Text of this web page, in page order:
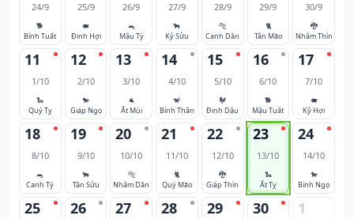
24/9
🐕
Bính Tuất
25/9
🐖
Đinh Hợi
26/9
🐀
Mậu Tý
27/9
🐂
Kỷ Sửu
28/9
🐅
Canh Dần
29/9
🐈
Tân Mão
30/9
🐉
Nhâm Thìn
11
1/10
🐍
Quý Tỵ
12
2/10
🐎
Giáp Ngọ
13
3/10
🐐
Ất Mùi
14
4/10
🐒
Bính Thân
15
5/10
🐓
Đinh Dậu
16
6/10
🐕
Mậu Tuất
17
7/10
🐖
Kỷ Hợi
18
8/10
🐀
Canh Tý
19
9/10
🐂
Tân Sửu
20
10/10
🐅
Nhâm Dần
21
11/10
🐈
Quý Mão
22
12/10
🐉
Giáp Thìn
23
13/10
🐍
Ất Tỵ
24
14/10
🐎
Bính Ngọ
25 26 27 28 29 30 1